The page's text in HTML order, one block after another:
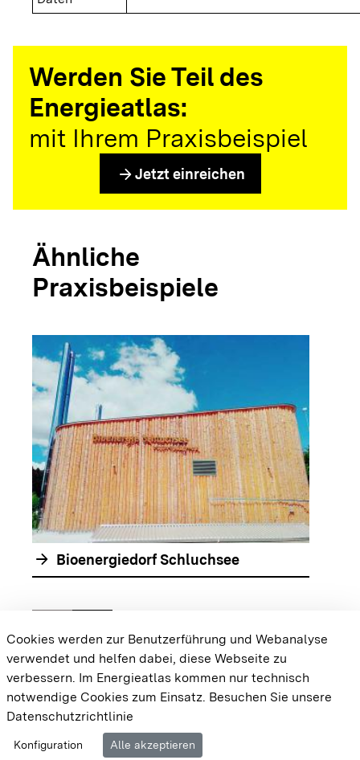
Werden Sie Teil des
Energieatlas:
mit Ihrem Praxisbeispiel
arrow_forward Jetzt einreichen
Ähnliche
Praxisbeispiele
arrow_forward Bioenergiedorf Schluchsee
Zur vorhergehenden Folie springen
chevron_rightZur nächsten Folie springen
{{#displayPraxisbeispielMap}} {{{body}}}
{{/displayPraxisbeispielMap}}
Cookie-EinstellungenBarrierefreiheit
Impressum
Cookies werden zur Benutzerführung und Webanalyse
verwendet und helfen dabei, diese Webseite zu
verbessern. Im Energieatlas kommen nur technisch
notwendige Cookies zum Einsatz. Besuchen Sie unsere
Datenschutzrichtlinie
Konfiguration Alle akzeptieren